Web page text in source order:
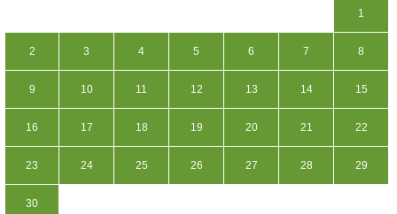
1
2 3 4 5 6 7 8
9 10 11 12 13 14 15
16 17 18 19 20 21 22
23 24 25 26 27 28 29
30